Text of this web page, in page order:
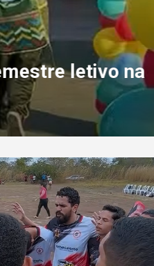
letivo na